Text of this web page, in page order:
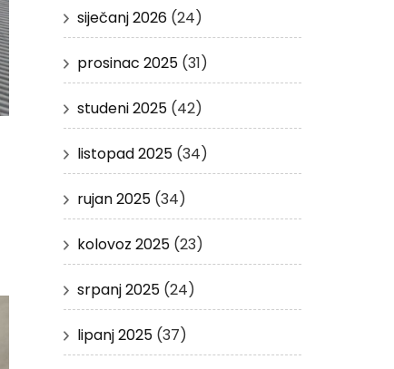
siječanj 2026(24)
prosinac 2025(31)
studeni 2025(42)
listopad 2025(34)
rujan 2025(34)
kolovoz 2025(23)
srpanj 2025(24)
lipanj 2025(37)